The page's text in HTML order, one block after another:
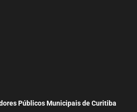
Públicos Municipais de Curitiba